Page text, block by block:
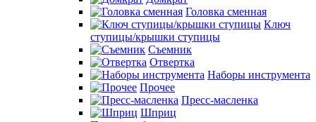
Головка сменная
Ключ
ступицы/крышки ступицы
Съемник
Отвертка
Наборы инструмента
Прочее
Пресс-масленка
Шприц